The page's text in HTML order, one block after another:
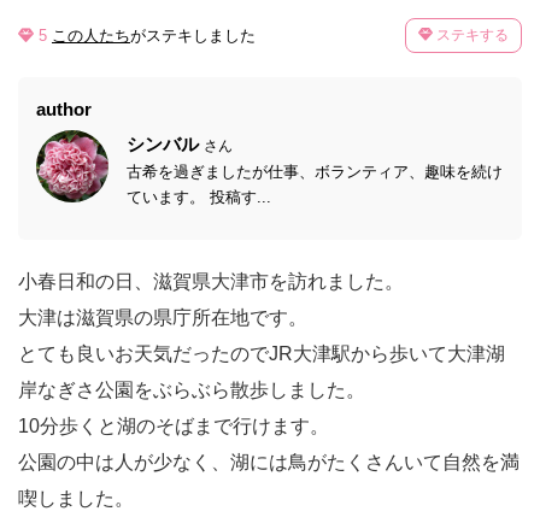
5 この人たちがステキしました ステキする
author
シンバル さん
古希を過ぎましたが仕事、ボランティア、趣味を続け
ています。 投稿す...
小春日和の日、滋賀県大津市を訪れました。
大津は滋賀県の県庁所在地です。
とても良いお天気だったのでJR大津駅から歩いて大津湖
岸なぎさ公園をぶらぶら散歩しました。
10分歩くと湖のそばまで行けます。
公園の中は人が少なく、湖には鳥がたくさんいて自然を満
喫しました。